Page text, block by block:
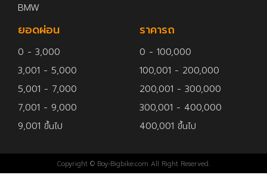
BMW
ยอดผ่อน
0 - 3,000
3,001 - 5,000
5,001 - 7,000
7,001 - 9,000
9,001 ขึ้นไป
ราคารถ
0 - 100,000
100,001 - 200,000
200,001 - 300,000
300,001 - 400,000
400,001 ขึ้นไป
Copyright © Boy-Bigbike.com All Right Reserved.